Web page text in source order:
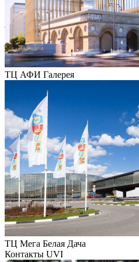
ТЦ АФИ Галерея
ТЦ Мега Белая Дача
Контакты UVI